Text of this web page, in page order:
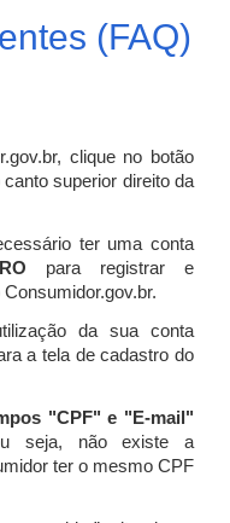
(FAQ)
clique no botão
canto superior direito da
ter uma conta
para registrar e
da sua conta
a tela de cadastro do
"CPF" e "E-mail"
seja, não existe a
ter o mesmo CPF